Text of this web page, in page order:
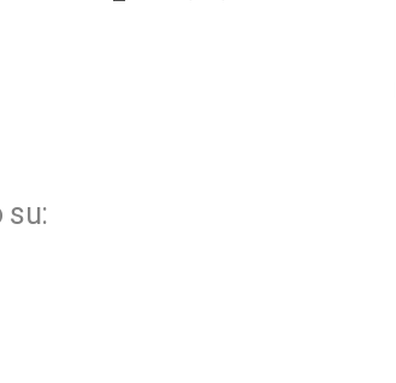
su: